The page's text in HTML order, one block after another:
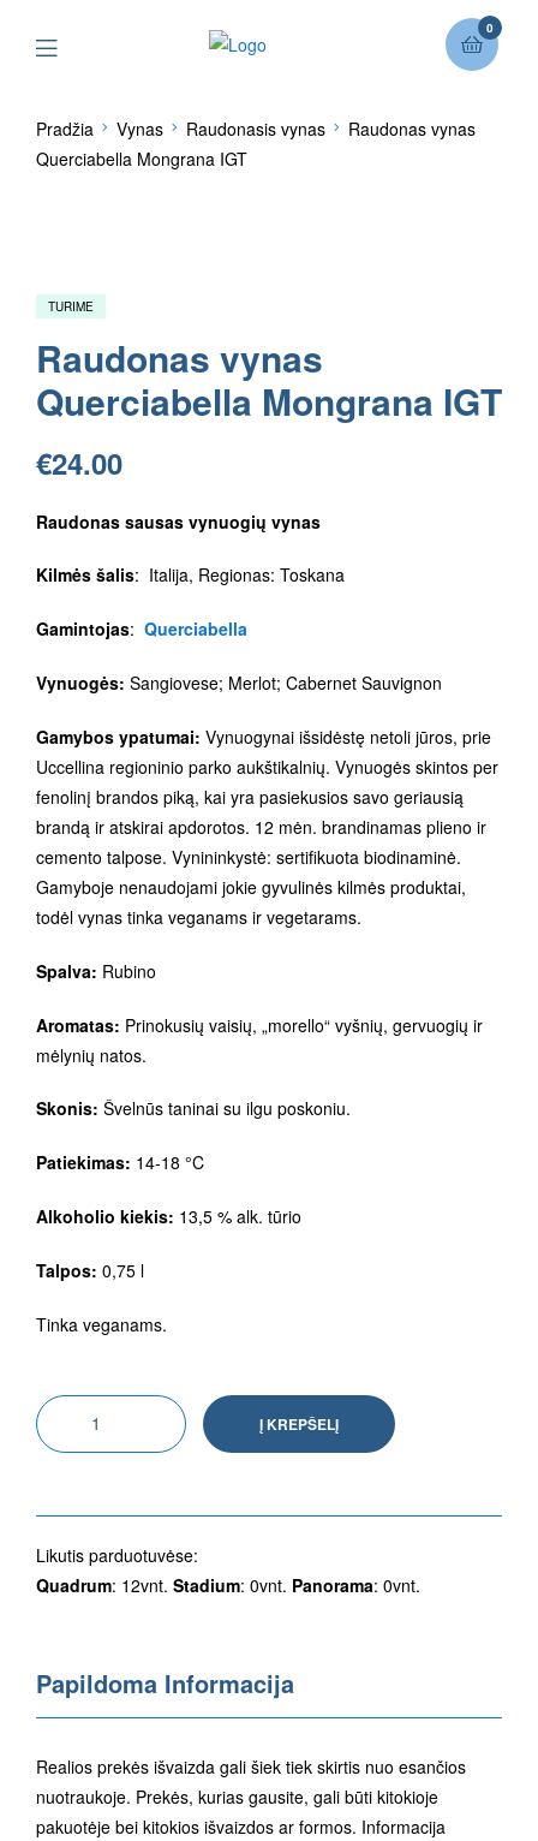
0
Pradžia Vynas Raudonasis vynas
Raudonas vynas
Querciabella Mongrana IGT
TURIME
Raudonas vynas
Querciabella Mongrana IGT
€24.00
Raudonas sausas vynuogių vynas
Kilmės šalis: Italija, Regionas: Toskana
Gamintojas: Querciabella
Vynuogės: Sangiovese; Merlot; Cabernet Sauvignon
Gamybos ypatumai: Vynuogynai išsidėstę netoli jūros, prie
Uccellina regioninio parko aukštikalnių. Vynuogės skintos per
fenolinį brandos piką, kai yra pasiekusios savo geriausią
brandą ir atskirai apdorotos. 12 mėn. brandinamas plieno ir
cemento talpose. Vynininkystė: sertifikuota biodinaminė.
Gamyboje nenaudojami jokie gyvulinės kilmės produktai,
todėl vynas tinka veganams ir vegetarams.
Spalva: Rubino
Aromatas: Prinokusių vaisių, „morello“ vyšnių, gervuogių ir
mėlynių natos.
Skonis: Švelnūs taninai su ilgu poskoniu.
Patiekimas: 14-18 °C
Alkoholio kiekis: 13,5 % alk. tūrio
Talpos: 0,75 l
Tinka veganams.
Į KREPŠELĮ
Likutis parduotuvėse:
Quadrum: 12vnt. Stadium: 0vnt. Panorama: 0vnt.
Papildoma Informacija
Realios prekės išvaizda gali šiek tiek skirtis nuo esančios
nuotraukoje. Prekės, kurias gausite, gali būti kitokioje
pakuotėje bei kitokios išvaizdos ar formos. Informacija